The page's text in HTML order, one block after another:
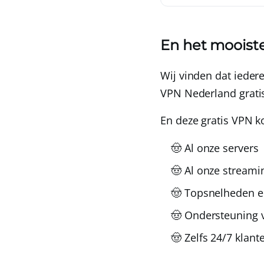
En het
Wij vinden dat
VPN Nederland
En deze gratis VPN
🤠 Al onze servers
🤠 Al onze
🤠 Topsnelheden
🤠 Ondersteuning
🤠 Zelfs 24/7